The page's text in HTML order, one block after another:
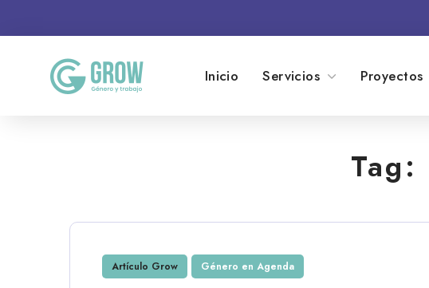
Inicio Servicios Proyectos
Tag:
Artículo Grow Género en Agenda